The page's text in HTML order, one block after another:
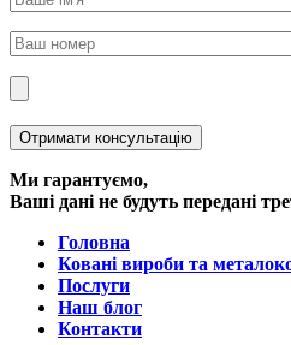
Ми гарантуємо,
Ваші дані не будуть передані
Головна
Ковані вироби та
Послуги
Наш блог
Контакти